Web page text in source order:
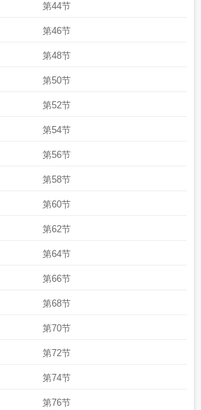
第44节
第46节
第48节
第50节
第52节
第54节
第56节
第58节
第60节
第62节
第64节
第66节
第68节
第70节
第72节
第74节
第76节